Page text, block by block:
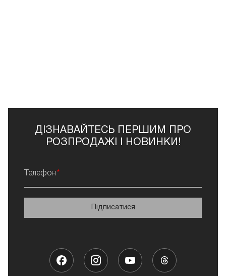
ДІЗНАВАЙТЕСЬ ПЕРШИМ ПРО
РОЗПРОДАЖІ І НОВИНКИ!
Телефон
Підписатися